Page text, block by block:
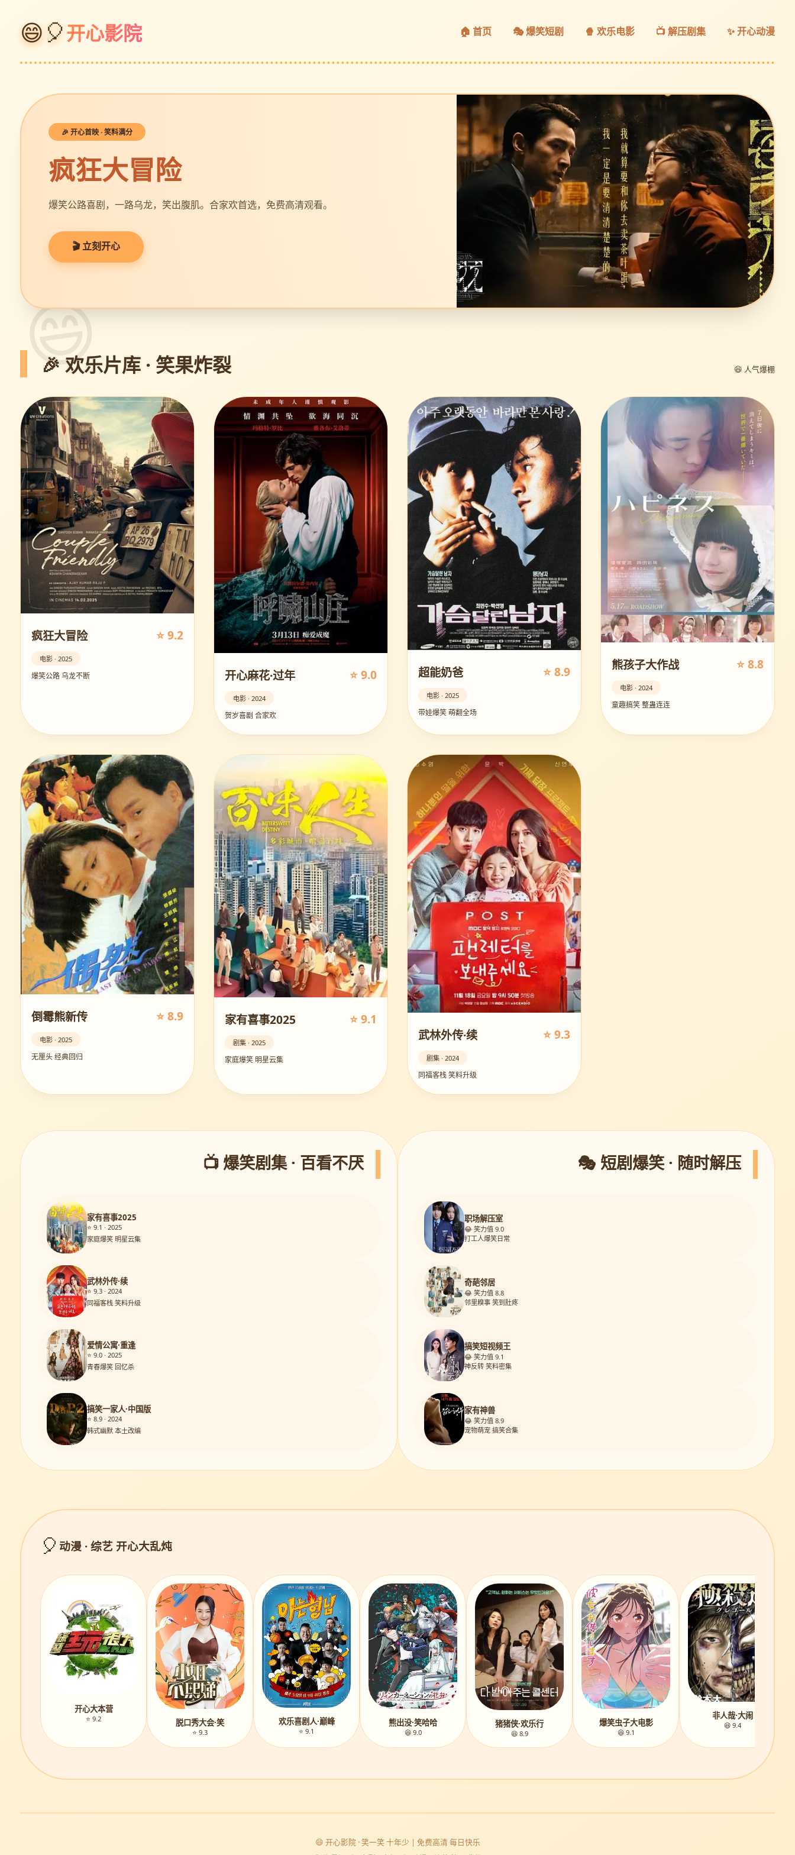
😄🎈开心影院 🏠 首页 🎭 爆笑短剧 🍿 欢乐电影 📺 解压剧集 ✨ 开心动漫
🎉 开心首映 · 笑料满分
疯狂大冒险
爆笑公路喜剧，一路乌龙，笑出腹肌。合家欢首选，免费高清观看。
🎬 立刻开心
🎉 欢乐片库 · 笑果炸裂 😆 人气爆棚
疯狂大冒险 ⭐ 9.2
电影 · 2025
爆笑公路 乌龙不断 开心麻花·过年 ⭐ 9.0
电影 · 2024
贺岁喜剧 合家欢
超能奶爸 ⭐ 8.9
电影 · 2025
带娃爆笑 萌翻全场
熊孩子大作战 ⭐ 8.8
电影 · 2024
童趣搞笑 整蛊连连
倒霉熊新传 ⭐ 8.9
电影 · 2025
无厘头 经典回归
家有喜事2025 ⭐ 9.1
剧集 · 2025
家庭爆笑 明星云集
武林外传·续 ⭐ 9.3
剧集 · 2024
同福客栈 笑料升级
📺 爆笑剧集 · 百看不厌
家有喜事2025
⭐ 9.1 · 2025
家庭爆笑 明星云集
武林外传·续
⭐ 9.3 · 2024
同福客栈 笑料升级
爱情公寓·重逢
⭐ 9.0 · 2025
青春爆笑 回忆杀
搞笑一家人·中国版
⭐ 8.9 · 2024
韩式幽默 本土改编
🎭 短剧爆笑 · 随时解压
职场解压室
😂 笑力值 9.0
打工人爆笑日常
奇葩邻居
😂 笑力值 8.8
邻里糗事 笑到肚疼
搞笑短视频王
😂 笑力值 9.1
神反转 笑料密集
家有神兽
😂 笑力值 8.9
宠物萌宠 搞笑合集
🎈 动漫 · 综艺 开心大乱炖
开心大本营
⭐ 9.2 脱口秀大会·笑
⭐ 9.3
欢乐喜剧人·巅峰
⭐ 9.1
熊出没·笑哈哈
😆 9.0
猪猪侠·欢乐行
😆 8.9
爆笑虫子大电影
😆 9.1
非人哉·大闹
😆 9.4
😄 开心影院 · 笑一笑 十年少 | 免费高清 每日快乐